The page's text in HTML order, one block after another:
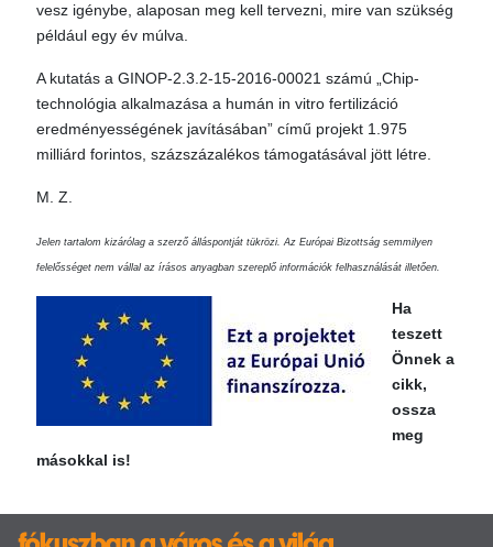
vesz igénybe, alaposan meg kell tervezni, mire van szükség
például egy év múlva.
A kutatás a GINOP-2.3.2-15-2016-00021 számú „Chip-
technológia alkalmazása a humán in vitro fertilizáció
eredményességének javításában” című projekt 1.975
milliárd forintos, százszázalékos támogatásával jött létre.
M. Z.
Jelen tartalom kizárólag a szerző álláspontját tükrözi. Az Európai Bizottság semmilyen
felelősséget nem vállal az írásos anyagban szereplő információk felhasználását illetően.
Ha
teszett
Önnek a
cikk,
ossza
meg
másokkal is!